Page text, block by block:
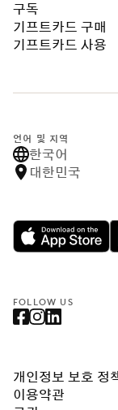
구독
기프트카드 구매
기프트카드 사용
언어 및 지역
한국어
대한민국
FOLLOW US
개인정보 보호 정
이용약관